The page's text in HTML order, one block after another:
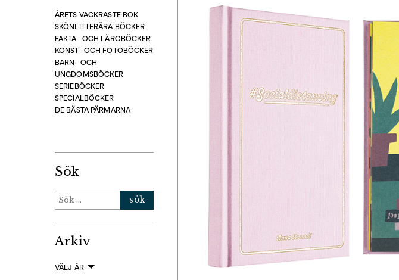
ÅRETS VACKRASTE BOK
SKÖNLITTERÄRA BÖCKER
FAKTA- OCH LÄROBÖCKER
KONST- OCH FOTOBÖCKER
BARN- OCH
UNGDOMSBÖCKER
SERIEBÖCKER
SPECIALBÖCKER
DE BÄSTA PÄRMARNA
Sök
Sök
efter:
Arkiv
VÄLJ ÅR